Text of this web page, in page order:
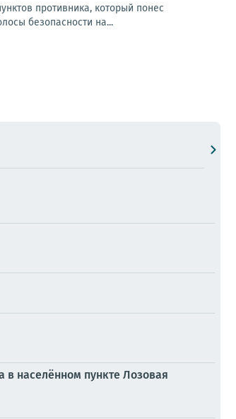
противника, который понес
безопасности на...
населённом пункте Лозовая